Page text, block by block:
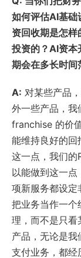
如何评估AI基础
资回收期是怎
投资的？AI资本
期会在多长时间
A: 对某些产品
外一些产品，我
franchise 的价
能维持良好的回
这一点，我们的
以能做到这一
项新服务都设定
把业务当作一个
理，而不是只看
产品，无论是我
支付业务，都经